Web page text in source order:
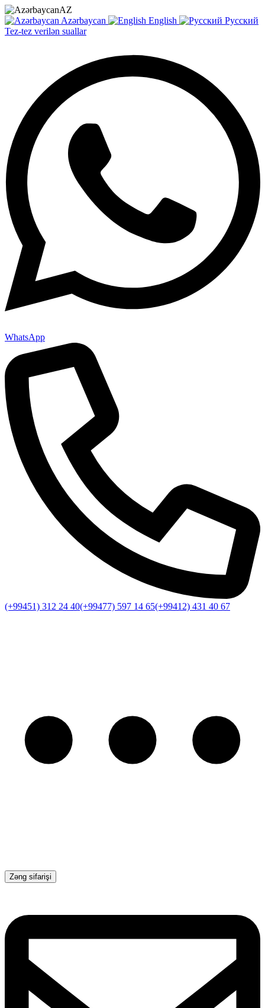
AZ
Azərbaycan
English
Русский
Tez-tez verilən suallar
WhatsApp
(+99451) 312 24 40(+99477) 597 14 65(+99412) 431 40 67
Zəng sifarişi